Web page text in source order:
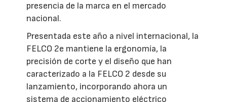
presencia de la marca en el mercado
nacional.
Presentada este año a nivel internacional, la
FELCO 2e mantiene la ergonomía, la
precisión de corte y el diseño que han
caracterizado a la FELCO 2 desde su
lanzamiento, incorporando ahora un
sistema de accionamiento eléctrico